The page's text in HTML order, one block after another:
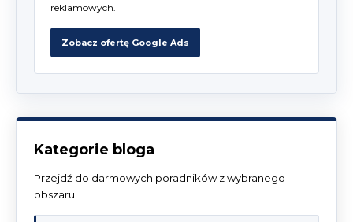
reklamowych.
Zobacz ofertę Google Ads
Kategorie bloga
Przejdź do darmowych poradników z wybranego
obszaru.